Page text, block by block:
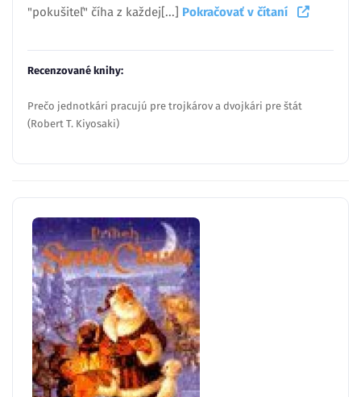
"pokušiteľ" číha z každej[...] Pokračovať v čítaní
Recenzované knihy:
Prečo jednotkári pracujú pre trojkárov a dvojkári pre štát
(Robert T. Kiyosaki)